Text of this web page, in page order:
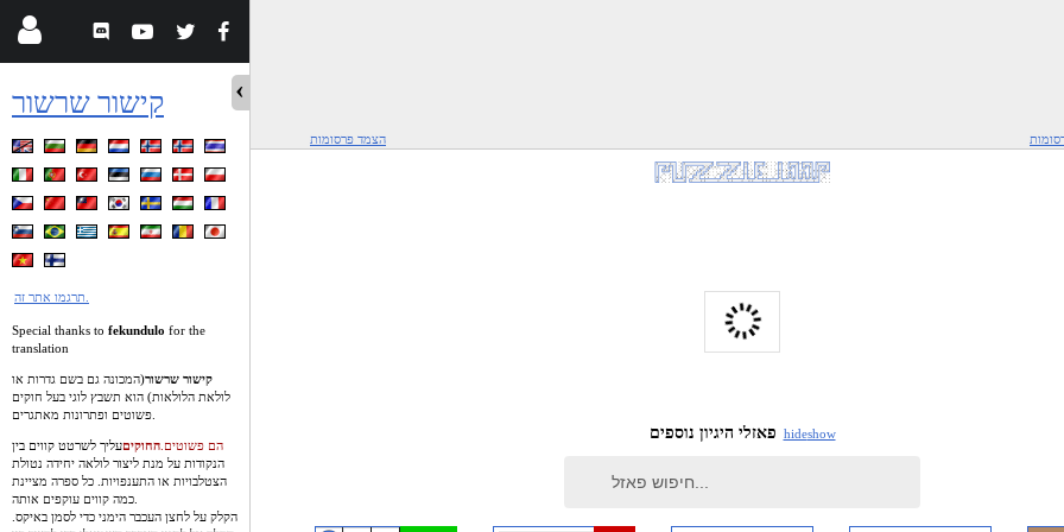
קישור שרשור
Special thanks to fekundulo for the
translation
קישור שרשור(המכונה גם בשם גדרות או
לולאת הלולאות) הוא תשבץ לוגי בעל חוקים
הם פשוטים. החוקיםעליך לשרטט קווים בין
הנקודות על מנת ליצור לולאה יחידה נטולת
הצטלבויות או התענפויות. כל ספרה מציינת
הקלק על לחצן העכבר הימני כדי לסמן באיקס.
הצמד פרסומות
פאזלי היגיון נוספים hideshow